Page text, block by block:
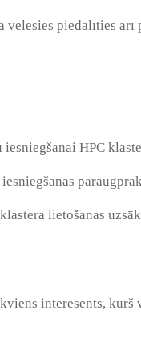
vēlēsies piedalīties arī
HPC
lietošanas
interesents, kurš